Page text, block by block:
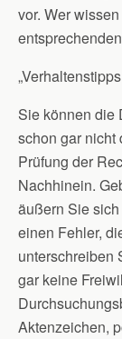
vor. Wer
Sie können die
schon gar nicht
Prüfung der
Nachhinein.
äußern Sie
einen Fehler,
unterschreiben
gar keine
Aktenzeichen,